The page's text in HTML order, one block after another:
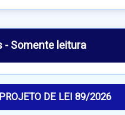
- Somente leitura
PROJETO DE LEI 89/2026